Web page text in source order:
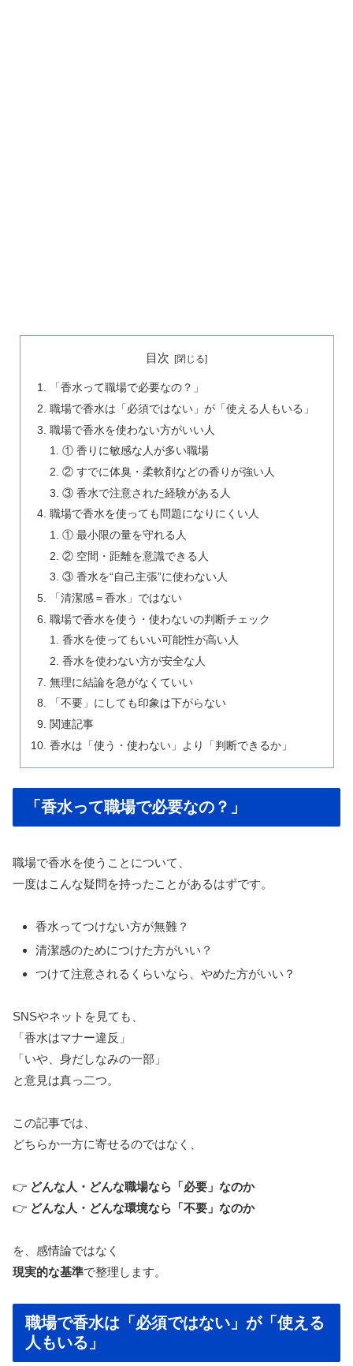
目次
「香水って職場で必要なの？」
職場で香水は「必須ではない」が「使える人もいる」
職場で香水を使わない方がいい人
① 香りに敏感な人が多い職場
② すでに体臭・柔軟剤などの香りが強い人
③ 香水で注意された経験がある人
職場で香水を使っても問題になりにくい人
① 最小限の量を守れる人
② 空間・距離を意識できる人
③ 香水を“自己主張”に使わない人
「清潔感＝香水」ではない
職場で香水を使う・使わないの判断チェック
香水を使ってもいい可能性が高い人
香水を使わない方が安全な人
無理に結論を急がなくていい
「不要」にしても印象は下がらない
関連記事
香水は「使う・使わない」より「判断できるか」
「香水って職場で必要なの？」
職場で香水を使うことについて、
一度はこんな疑問を持ったことがあるはずです。
香水ってつけない方が無難？
清潔感のためにつけた方がいい？
つけて注意されるくらいなら、やめた方がいい？
SNSやネットを見ても、
「香水はマナー違反」
「いや、身だしなみの一部」
と意見は真っ二つ。
この記事では、
どちらか一方に寄せるのではなく、
👉 どんな人・どんな職場なら「必要」なのか
👉 どんな人・どんな環境なら「不要」なのか
を、感情論ではなく
現実的な基準で整理します。
職場で香水は「必須ではない」が「使える
人もいる」